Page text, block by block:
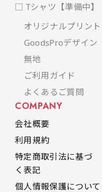
□ Tシャツ【準備中】
オリジナルプリント
GoodsProデザイン
無地
ご利用ガイド
よくあるご質問
COMPANY
会社概要
利用規約
特定商取引法に基づ
く表記
個人情報保護について